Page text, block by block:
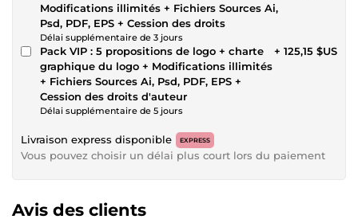
Modifications illimités + Fichiers Sources Ai,
Psd, PDF, EPS + Cession des droits
Délai supplémentaire de 3 jours
Pack VIP : 5 propositions de logo + charte
graphique du logo + Modifications illimités
+ Fichiers Sources Ai, Psd, PDF, EPS +
Cession des droits d'auteur
Délai supplémentaire de 5 jours
+ 125,15 $US
Livraison express disponible EXPRESS
Vous pouvez choisir un délai plus court lors du paiement
Avis des clients